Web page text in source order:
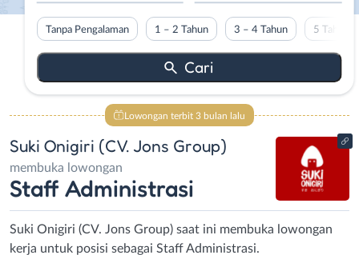
Tanpa Pengalaman 1 – 2 Tahun 3 – 4 Tahun 5 Tahun
Lowongan terbit 3 bulan lalu
Suki Onigiri (CV. Jons Group)
membuka lowongan
Staff Administrasi
Suki Onigiri (CV. Jons Group) saat ini membuka lowongan
kerja untuk posisi sebagai Staff Administrasi.